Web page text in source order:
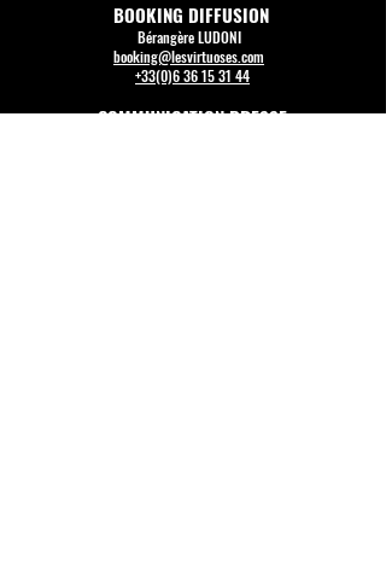
BOOKING DIFFUSION
Bérangère LUDONI
booking@lesvirtuoses.com
+33(0)6 36 15 31 44
COMMUNICATION PRESSE